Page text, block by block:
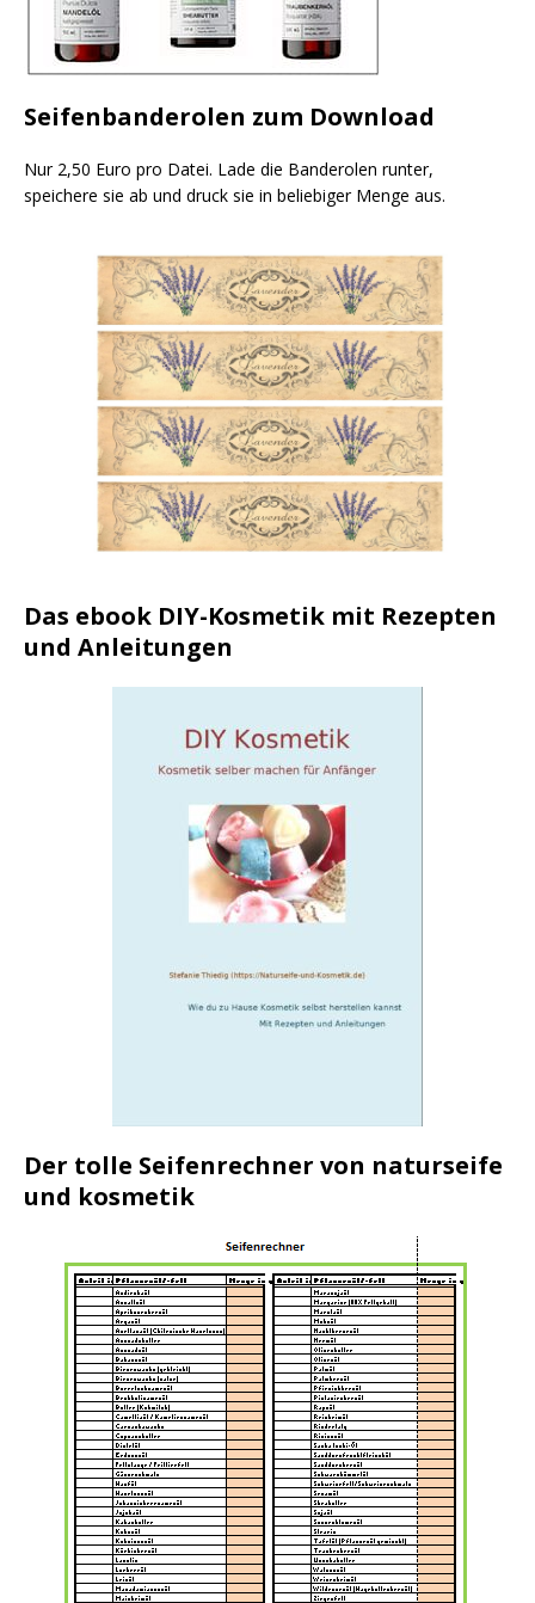
Seifenbanderolen zum Download
Nur 2,50 Euro pro Datei. Lade die Banderolen runter,
speichere sie ab und druck sie in beliebiger Menge aus.
Das ebook DIY-Kosmetik mit Rezepten
und Anleitungen
Der tolle Seifenrechner von naturseife
und kosmetik